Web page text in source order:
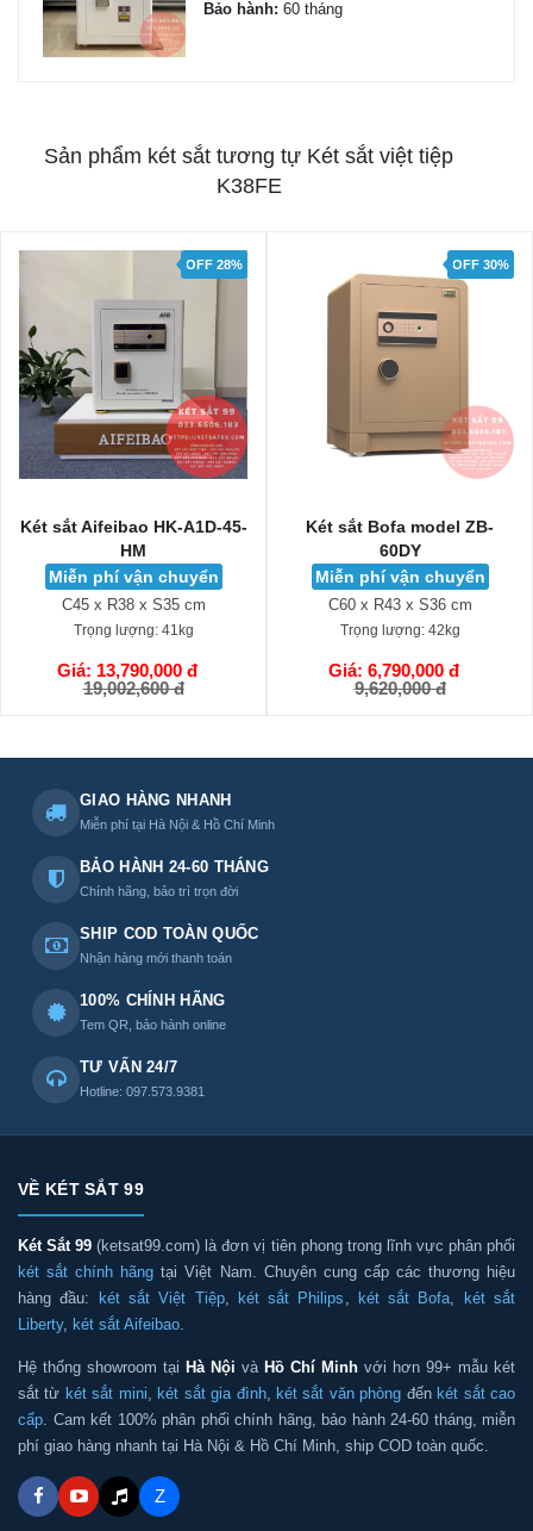
Bảo hành: 60 tháng
Sản phẩm két sắt tương tự Két sắt việt tiệp
K38FE
A1D-45-
chuyển
Két sắt Bofa model ZB-
Miễn phí vận chuyển
C60 x R43 x S36 cm
Trọng lượng:
Giá: 6,790,000 đ
GIỎ HÀNG
Két sắt Aifeibao
Miễn phí
C62 x R40 x
Trọng
Giá:
GIỎ HÀNG
GIAO HÀNG NHANH
Miễn phí tại Hà Nội & Hồ Chí Minh
BẢO HÀNH 24-60 THÁNG
Chính hãng, bảo trì trọn đời
SHIP COD TOÀN QUỐC
Nhận hàng mới thanh toán
100% CHÍNH HÃNG
Tem QR, bảo hành online
TƯ VẤN 24/7
Hotline: 097.573.9381
VỀ KÉT SẮT 99
Két Sắt 99 (ketsat99.com) là đơn vị tiên phong trong lĩnh vực phân phối
két sắt chính hãng tại Việt Nam. Chuyên cung cấp các thương hiệu
hàng đầu: két sắt Việt Tiệp, két sắt Philips két sắt Bofa
két sắt
Liberty, két sắt Aifeibao
Hệ thống showroom tại Hà Nội và Hồ Chí Minh với hơn 99+ mẫu két
sắt từ két sắt mini ,két sắt gia đình, két sắt văn phòng đếnkét sắt cao
cấp . Cam kết 100% phân phối chính hãng, bảo hành 24-60 tháng, miễn
phí giao hàng nhanh tại Hà Nội & Hồ Chí Minh, ship COD toàn quốc.
Z